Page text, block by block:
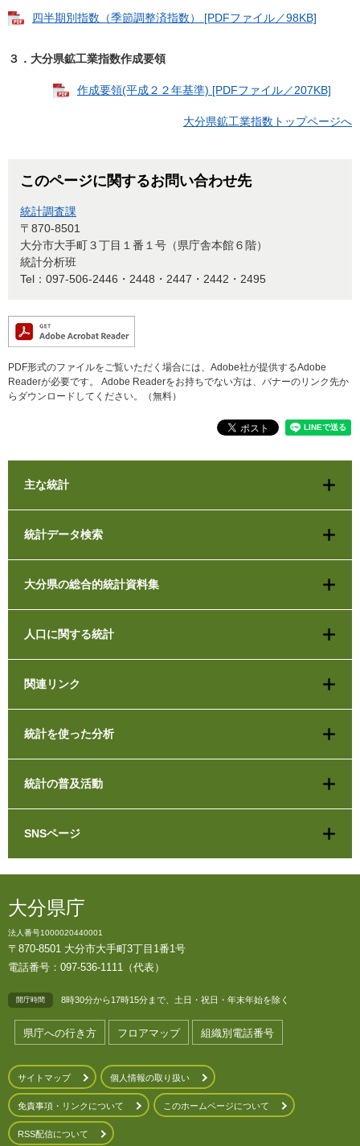
四半期別指数（季節調整済指数） [PDFファイル／98KB]
３．大分県鉱工業指数作成要領
作成要領(平成２２年基準) [PDFファイル／207KB]
大分県鉱工業指数トップページへ
このページに関するお問い合わせ先
統計調査課
〒870-8501
大分市大手町３丁目１番１号（県庁舎本館６階）
統計分析班
Tel：097-506-2446・2448・2447・2442・2495
PDF形式のファイルをご覧いただく場合には、Adobe社が提供するAdobe
Readerが必要です。
Adobe Readerをお持ちでない方は、バナーのリンク先か
らダウンロードしてください。（無料）
主な統計
統計データ検索
大分県の総合的統計資料集
人口に関する統計
関連リンク
統計を使った分析
統計の普及活動
SNSページ
大分県庁
法人番号1000020440001
〒870-8501 大分市大手町3丁目1番1号
電話番号：097-536-1111（代表）
開庁時間 8時30分から17時15分まで、土日・祝日・年末年始を除く
県庁への行き方 フロアマップ 組織別電話番号
サイトマップ 個人情報の取り扱い
免責事項・リンクについて このホームページについて
RSS配信について